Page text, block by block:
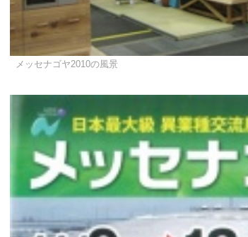
メッセナゴヤ2010の風景